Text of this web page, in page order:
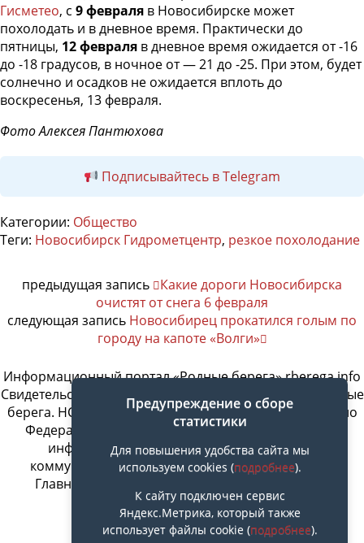
Гисметео, с 9 февраля в Новосибирске может
похолодать и в дневное время. Практически до
пятницы, 12 февраля в дневное время ожидается от -16
до -18 градусов, в ночное от — 21 до -25. При этом, будет
солнечно и осадков не ожидается вплоть до
воскресенья, 13 февраля.
Фото Алексея Пантюхова
Подписывайтесь в Telegram
Категории: Общество
Теги: Новосибирск Гидрометцентр, резкое похолодание
предыдущая запись
Какие дороги Новосибирска
очистят от снега 6 февраля
следующая запись Новосибирец прокатился голым по
городу на капоте «Волги»
Информационный портал «Родные берега» rberega.info
Свидетельство о регистрации сетевого издания «Родные
берега. НСК»: Эл № ФС77-74717 от 11.01.2019 г., выдано
Федеральной службой по надзору в сфере связи,
информационных технологий и массовых
коммуникаций. Учредитель ООО «СовИнформ».
Главный редактор Байжанов Ерлан Омарович
Предупреждение о сборе
статистики
Для повышения удобства сайта мы
используем cookies (подробнее).
К сайту подключен сервис
Яндекс.Метрика, который также
использует файлы cookie (подробнее).